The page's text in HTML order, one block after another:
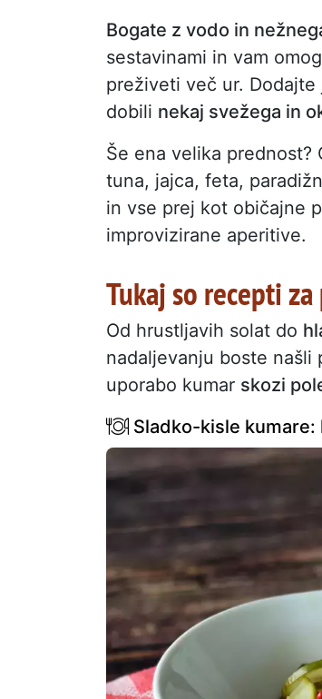
Bogate z vodo in
sestavinami in vam
preživeti več ur.
dobili nekaj svežega in
Še ena velika prednost?
tuna, jajca, feta,
in vse prej kot običajne
improvizirane aperitive.
Tukaj so recepti
Od hrustljavih solat do
nadaljevanju boste
uporabo kumar skozi
Sladko-kisle kumare: